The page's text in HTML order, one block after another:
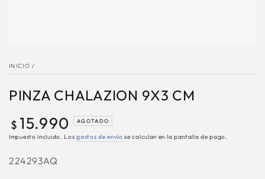
INICIO /
PINZA CHALAZION 9X3 CM
Precio
regular
$ 15.990 AGOTADO
Impuesto incluido. Losgastos de envío se calculan en la pantalla de pago.
224293AQ